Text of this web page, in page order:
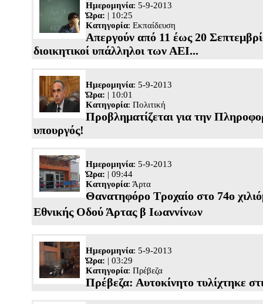
Ημερομηνία: 5-9-2013
Ώρα: | 10:25
Κατηγορία: Εκπαίδευση
Απεργούν από 11 έως 20
διοικητικοί υπάλληλοι των ΑΕΙ...
Ημερομηνία: 5-9-2013
Ώρα: | 10:01
Κατηγορία: Πολιτική
Προβληματίζεται για την
υπουργός!
Ημερομηνία: 5-9-2013
Ώρα: | 09:44
Κατηγορία: Άρτα
Θανατηφόρο Τροχαίο στο 74ο
Εθνικής Οδού Άρτας β Ιωαννίνων
Ημερομηνία: 5-9-2013
Ώρα: | 03:29
Κατηγορία: Πρέβεζα
Πρέβεζα: Αυτοκίνητο τυλίχτηκε